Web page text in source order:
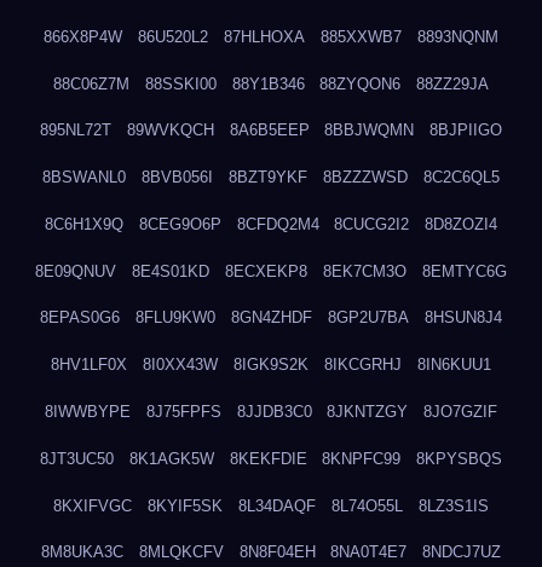
866X8P4W 86U520L2 87HLHOXA 885XXWB7 8893NQNM
88C06Z7M 88SSKI00 88Y1B346 88ZYQON6 88ZZ29JA
895NL72T 89WVKQCH 8A6B5EEP 8BBJWQMN 8BJPIIGO
8BSWANL0 8BVB056I 8BZT9YKF 8BZZZWSD 8C2C6QL5
8C6H1X9Q 8CEG9O6P 8CFDQ2M4 8CUCG2I2 8D8ZOZI4
8E09QNUV 8E4S01KD 8ECXEKP8 8EK7CM3O 8EMTYC6G
8EPAS0G6 8FLU9KW0 8GN4ZHDF 8GP2U7BA 8HSUN8J4
8HV1LF0X 8I0XX43W 8IGK9S2K 8IKCGRHJ 8IN6KUU1
8IWWBYPE 8J75FPFS 8JJDB3C0 8JKNTZGY 8JO7GZIF
8JT3UC50 8K1AGK5W 8KEKFDIE 8KNPFC99 8KPYSBQS
8KXIFVGC 8KYIF5SK 8L34DAQF 8L74O55L 8LZ3S1IS
8M8UKA3C 8MLQKCFV 8N8F04EH 8NA0T4E7 8NDCJ7UZ